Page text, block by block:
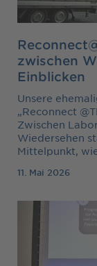
zwischen
Einblicken
Unsere
„Reconnect
Zwischen
Wiedersehen
Mittelpunkt,
11. Mai 2026